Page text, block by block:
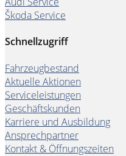
Škoda Service
Schnellzugriff
Fahrzeugbestand
Aktuelle Aktionen
Serviceleistungen
Geschäftskunden
Karriere und Ausbildung
Ansprechpartner
Kontakt & Öffnungszeiten